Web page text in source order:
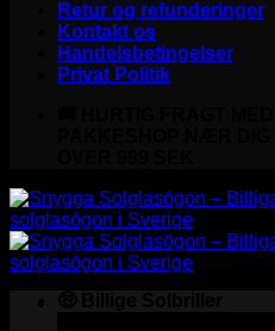
Retur og refunderinger
Kontakt os
Handelsbetingelser
Privat Politik